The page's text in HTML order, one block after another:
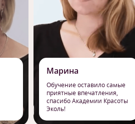
Марина
Обучение оставило самые
приятные впечатления,
спасибо Академии Красоты
Эколь!